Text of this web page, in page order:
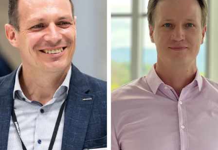
Globale Website